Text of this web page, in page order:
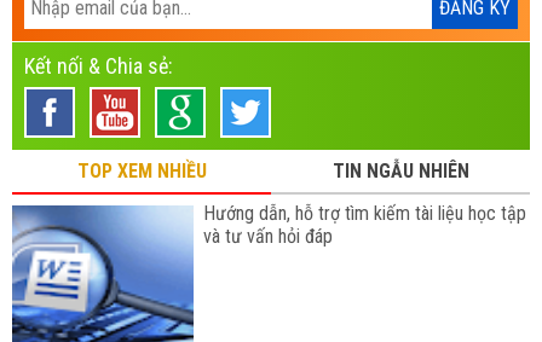
Kết nối & Chia sẻ:
TOP XEM NHIỀU
TIN NGẪU NHIÊN
Hướng dẫn, hỗ trợ tìm kiếm tài liệu học tập
và tư vấn hỏi đáp